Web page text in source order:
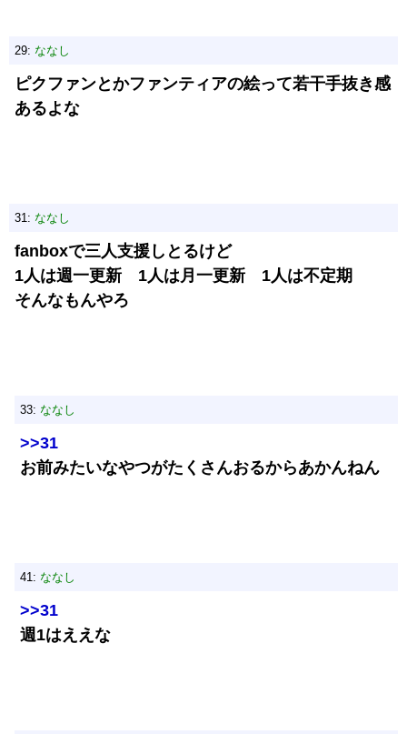
29: ななし
ピクファンとかファンティアの絵って若干手抜き感
あるよな
31: ななし
fanboxで三人支援しとるけど
1人は週一更新 1人は月一更新 1人は不定期
そんなもんやろ
33: ななし
>>31
お前みたいなやつがたくさんおるからあかんねん
41: ななし
>>31
週1はええな